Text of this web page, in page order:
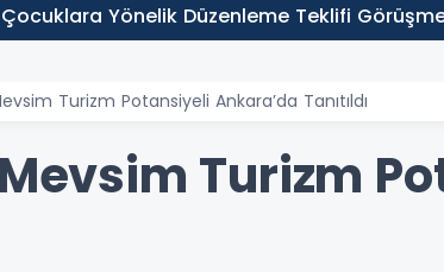
Çocuklara Yönelik Düzenleme Teklifi
Turizm Potansiyeli Ankara’da Tanıtıldı
Turizm